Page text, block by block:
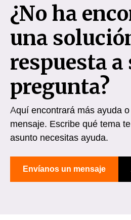
¿No ha
una
respuesta a
pregunta?
Aquí encontrará más ayuda
mensaje. Escribe qué tema
asunto necesitas ayuda.
Envíanos un mensaje